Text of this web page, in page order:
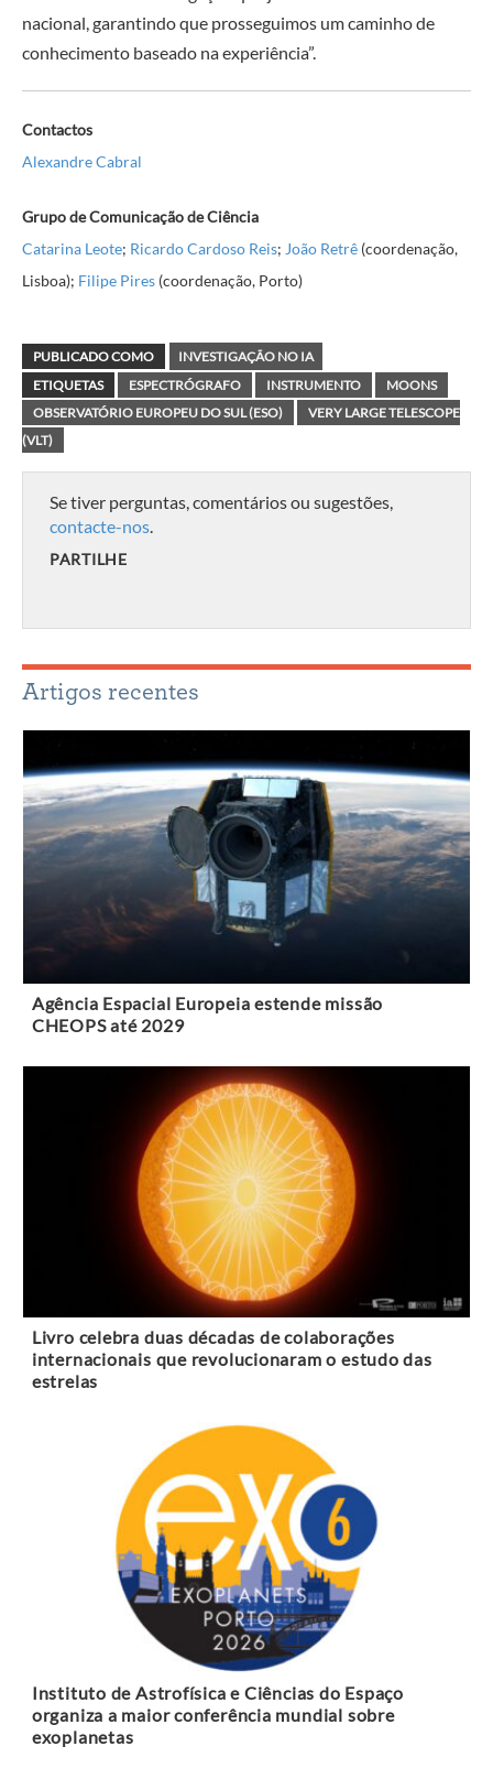
nacional, garantindo que prosseguimos um caminho de
conhecimento baseado na experiência”.
Contactos
Alexandre Cabral
Grupo de Comunicação de Ciência
Catarina Leote; Ricardo Cardoso Reis; João Retrê (coordenação,
Lisboa); Filipe Pires (coordenação, Porto)
PUBLICADO COMO
INVESTIGAÇÃO NO IA
ETIQUETAS
ESPECTRÓGRAFO INSTRUMENTO
MOONS
OBSERVATÓRIO EUROPEU DO SUL (ESO)
VERY LARGE TELESCOPE
(VLT)
Se tiver perguntas, comentários ou sugestões,
contacte-nos.
PARTILHE
Artigos recentes
Agência Espacial Europeia estende missão
CHEOPS até 2029
Livro celebra duas décadas de colaborações
internacionais que revolucionaram o estudo das
estrelas
Instituto de Astrofísica e Ciências do Espaço
organiza a maior conferência mundial sobre
exoplanetas